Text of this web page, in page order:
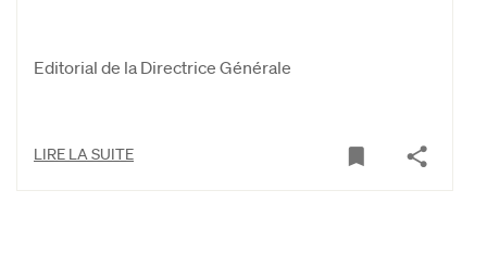
Editorial de la Directrice Générale
LIRE LA SUITE